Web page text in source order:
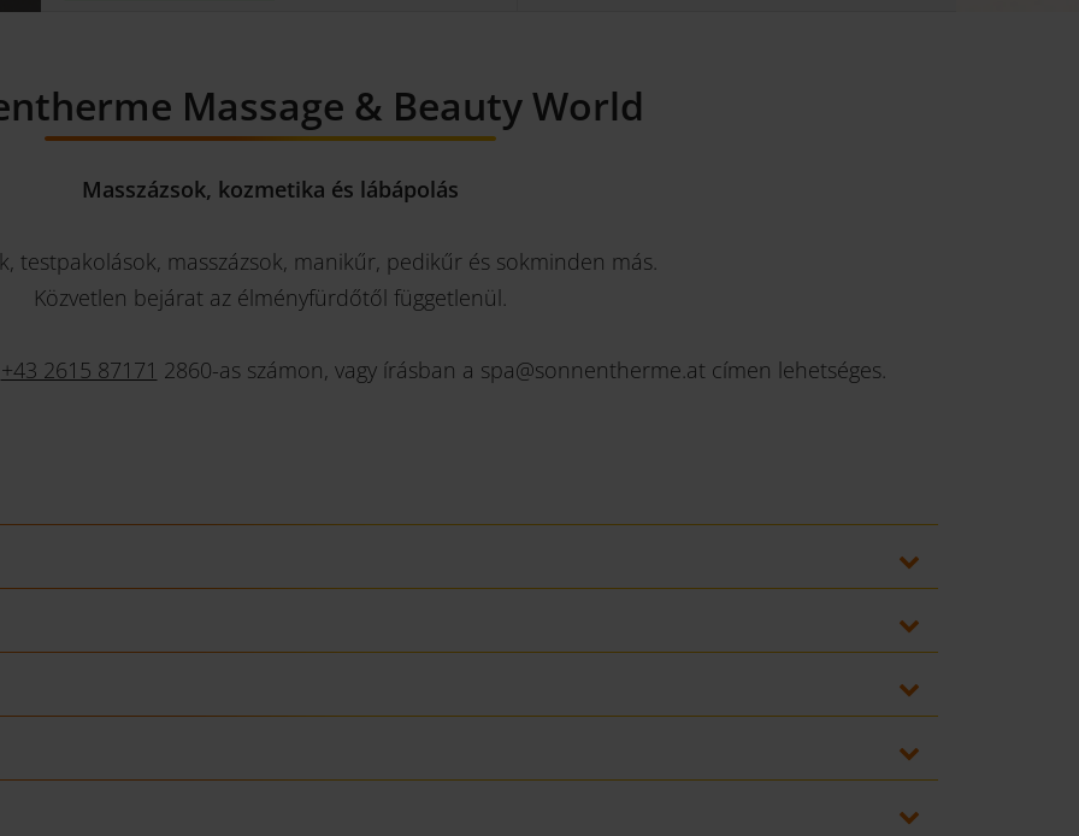
Massage & Beauty World
Masszázsok, kozmetika és lábápolás
testpakolások, masszázsok, manikűr, pedikűr és sokminden más.
Közvetlen bejárat az élményfürdőtől függetlenül.
+43 2615 87171 2860-as számon, vagy írásban a spa@sonnentherme.at címen lehetséges.